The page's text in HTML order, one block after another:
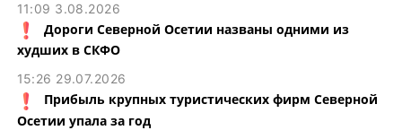
11:09 3.08.2026
Дороги Северной Осетии названы одними из
худших в СКФО
15:26 29.07.2026
Прибыль крупных туристических фирм Северной
Осетии упала за год